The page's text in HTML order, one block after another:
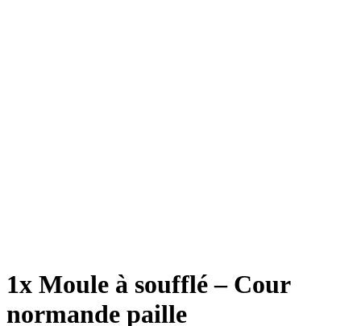
1x Moule à soufflé – Cour
normande paille